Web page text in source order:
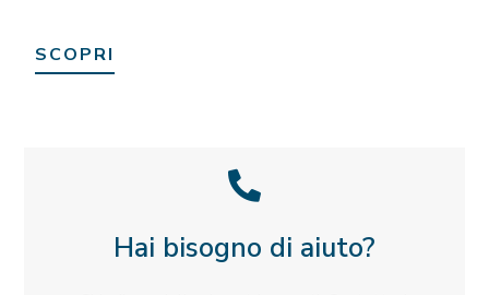
SCOPRI
Hai bisogno di aiuto?